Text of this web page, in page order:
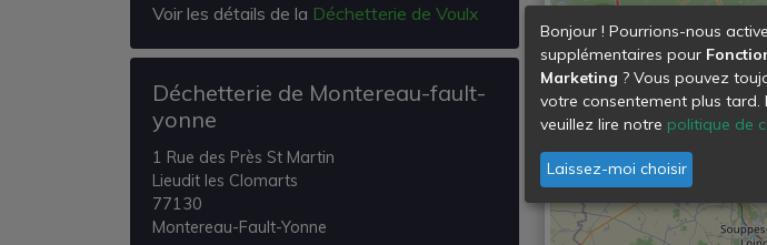
Voir les détails de la Déchetterie de Voulx
Déchetterie de Montereau-fault-
yonne
1 Rue des Près St Martin
Lieudit les Clomarts
77130
Montereau-Fault-Yonne
Bonjour ! Pourrions-nous
supplémentaires pour
Marketing ? Vous pouvez
votre consentement plus tard.
veuillez lire notre politique de
Laissez-moi choisir